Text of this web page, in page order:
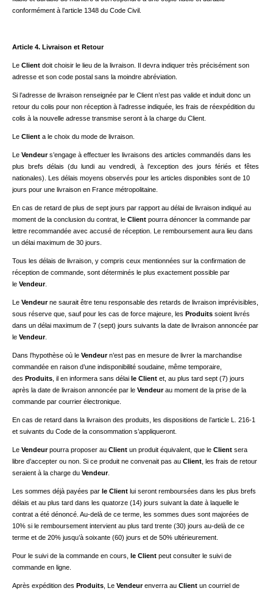
conformément à l’article 1348 du Code Civil.
Article 4. Livraison et Retour
Le Client doit choisir le lieu de la livraison. Il devra indiquer très précisément son
adresse et son code postal sans la moindre abréviation.
Si l’adresse de livraison renseignée par le Client n’est pas valide et induit donc un
retour du colis pour non réception à l’adresse indiquée, les frais de réexpédition du
colis à la nouvelle adresse transmise seront à la charge du Client.
Le Client a le choix du mode de livraison.
Le Vendeurs’engage à effectuer les livraisons des articles commandés dans les
plus brefs délais (du lundi au vendredi, à l’exception des jours fériés et fêtes
nationales). Les délais moyens observés pour les articles disponibles sont de 10
jours pour une livraison en France métropolitaine.
En cas de retard de plus de sept jours par rapport au délai de livraison indiqué au
moment de la conclusion du contrat, le Client pourra dénoncer la commande par
lettre recommandée avec accusé de réception. Le remboursement aura lieu dans
un délai maximum de 30 jours.
Tous les délais de livraison, y compris ceux mentionnées sur la confirmation de
réception de commande, sont déterminés le plus exactement possible par
le Vendeur.
Le Vendeurne saurait être tenu responsable des retards de livraison imprévisibles,
sous réserve que, sauf pour les cas de force majeure, les Produits soient livrés
dans un délai maximum de 7 (sept) jours suivants la date de livraison annoncée par
le Vendeur.
Dans l’hypothèse où le Vendeurn’est pas en mesure de livrer la marchandise
commandée en raison d’une indisponibilité soudaine, même temporaire,
des Produits , il en informera sans délai le Client et, au plus tard sept (7) jours
après la date de livraison annoncée par le Vendeurau moment de la prise de la
commande par courrier électronique.
En cas de retard dans la livraison des produits, les dispositions de l’article L. 216-1
et suivants du Code de la consommation s’appliqueront.
Le Vendeurpourra proposer au Client un produit équivalent, que le Client sera
libre d’accepter ou non. Si ce produit ne convenait pas au Client , les frais de retour
seraient à la charge du Vendeur.
Les sommes déjà payées par le Client lui seront remboursées dans les plus brefs
délais et au plus tard dans les quatorze (14) jours suivant la date à laquelle le
contrat a été dénoncé. Au-delà de ce terme, les sommes dues sont majorées de
10% si le remboursement intervient au plus tard trente (30) jours au-delà de ce
terme et de 20% jusqu’à soixante (60) jours et de 50% ultérieurement.
Pour le suivi de la commande en cours, le Client peut consulter le suivi de
commande en ligne.
Après expédition des Produits , Le Vendeurenverra au Client un courriel de